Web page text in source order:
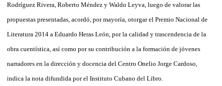
Rodríguez Rivera, Roberto Méndez y Waldo Leyva, luego de valorar las
propuestas presentadas, acordó, por mayoría, otorgar el Premio Nacional de
Literatura 2014 a Eduardo Heras León, por la calidad y trascendencia de la
obra cuentística, así como por su contribución a la formación de jóvenes
narradores en la dirección y docencia del Centro Onelio Jorge Cardoso,
indica la nota difundida por el Instituto Cubano del Libro.